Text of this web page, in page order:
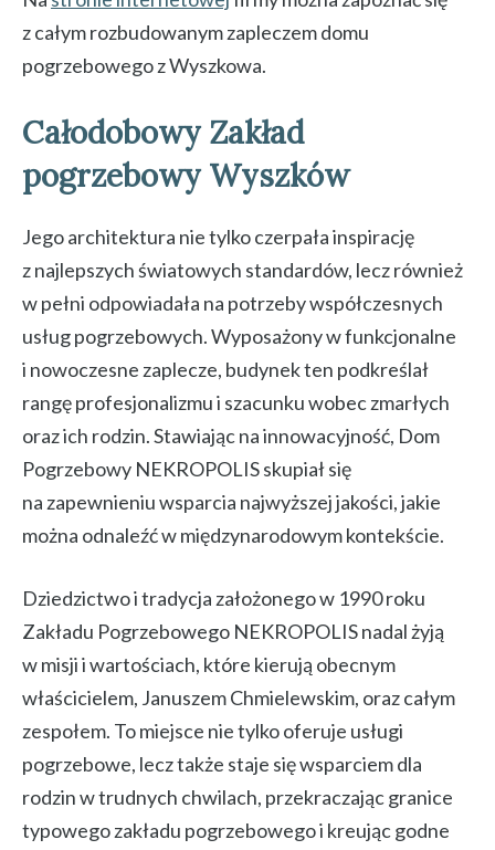
z całym rozbudowanym zapleczem domu
pogrzebowego z Wyszkowa.
Całodobowy Zakład
pogrzebowy Wyszków
Jego architektura nie tylko czerpała inspirację
z najlepszych światowych standardów, lecz również
w pełni odpowiadała na potrzeby współczesnych
usług pogrzebowych. Wyposażony w funkcjonalne
i nowoczesne zaplecze, budynek ten podkreślał
rangę profesjonalizmu i szacunku wobec zmarłych
oraz ich rodzin. Stawiając na innowacyjność, Dom
Pogrzebowy NEKROPOLIS skupiał się
na zapewnieniu wsparcia najwyższej jakości, jakie
można odnaleźć w międzynarodowym kontekście.
Dziedzictwo i tradycja założonego w 1990 roku
Zakładu Pogrzebowego NEKROPOLIS nadal żyją
w misji i wartościach, które kierują obecnym
właścicielem, Januszem Chmielewskim, oraz całym
zespołem. To miejsce nie tylko oferuje usługi
pogrzebowe, lecz także staje się wsparciem dla
rodzin w trudnych chwilach, przekraczając granice
typowego zakładu pogrzebowego i kreując godne